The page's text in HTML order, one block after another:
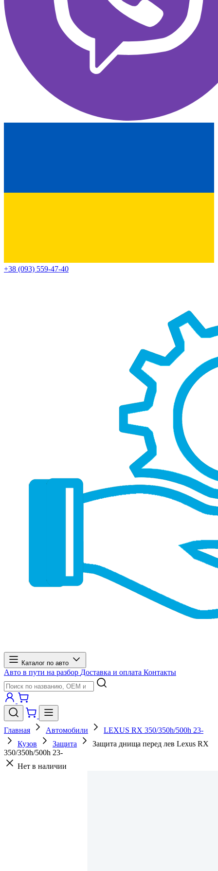
+38 (093) 559-47-40
Каталог по авто
Авто в пути на разбор Доставка и оплата Контакты
Главная Автомобили
LEXUS RX 350/350h/500h 23-
Кузов
Защита
Защита днища перед лев Lexus RX
350/350h/500h 23-
Нет в наличии